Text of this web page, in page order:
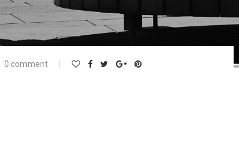
0 comment